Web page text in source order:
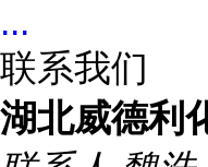
...
联系我们
湖北威德利